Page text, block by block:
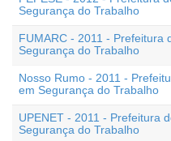
Segurança do Trabalho
FUMARC - 2011 - Prefeitura
Segurança do Trabalho
Nosso Rumo - 2011 -
em Segurança do Trabalho
UPENET - 2011 - Prefeitura
Segurança do Trabalho